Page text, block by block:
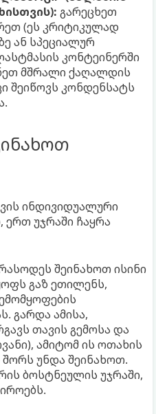
გარეცხეთ
(ეს კრიტიკულად
ან სპეციალურ
კონტეინერში
მშრალი ქაღალდის
შეიწოვს კონდენსატს
ინდივიდუალური
ერთ უჯრაში ჩაყრა
შეინახოთ ისინი
გაზ ეთილენს,
გარდა ამისა,
თავის გემოსა და
ამიტომ ის ოთახის
შორს უნდა შეინახოთ.
ბოსტნეულის უჯრაში,